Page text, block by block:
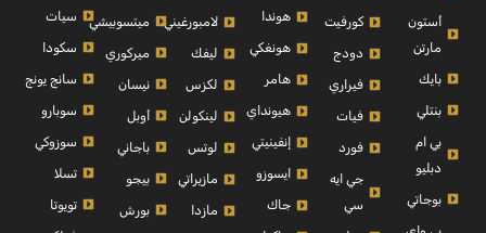
أستون
مارتن
بايك
بنتلي
بي ام
دبليو
بوجاتي
كورفيت
دودج
فيراري
فيات
فورد
جي ايه
سي
هوندا
هونغكي
هامر
هيونداي
إنفينيتي
ايسوزو
جاك
لامبورغيني
ليفك
لكزس
لينكولن
لوتس
مازيراتي
مازدا
ميتسوبيشي
ميركوري
نيسان
أوبل
باجاني
بيجو
بورش
سيات
سكودا
سانج يونج
سوبارو
سوزوكي
تسلا
تويوتا